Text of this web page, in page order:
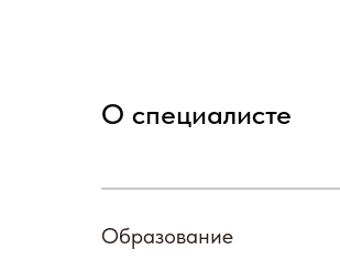
О специалисте
Образование